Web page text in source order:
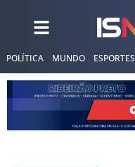
POLÍTICA MUNDO ESPORTES